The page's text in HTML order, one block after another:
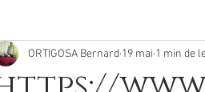
ORTIGOSA Bernard 19 mai 1 min de